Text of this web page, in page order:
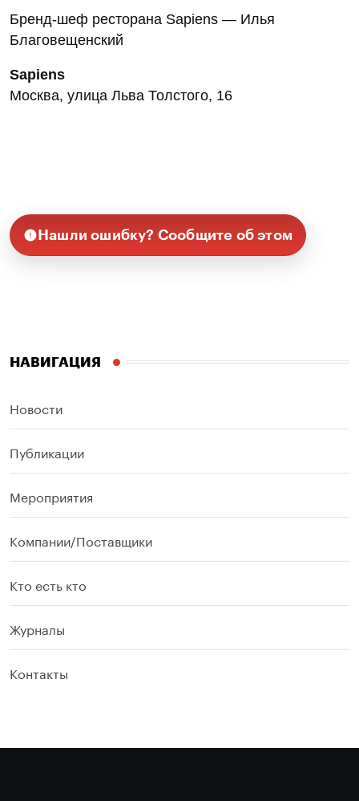
Бренд-шеф ресторана Sapiens — Илья
Благовещенский
Sapiens
Москва, улица Льва Толстого, 16
Нашли ошибку? Сообщите об этом
НАВИГАЦИЯ
Новости
Публикации
Мероприятия
Компании/Поставщики
Кто есть кто
Журналы
Контакты